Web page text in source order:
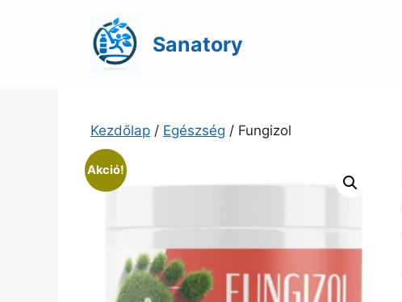
Sanatory
Kezdőlap / Egészség / Fungizol
Akció!